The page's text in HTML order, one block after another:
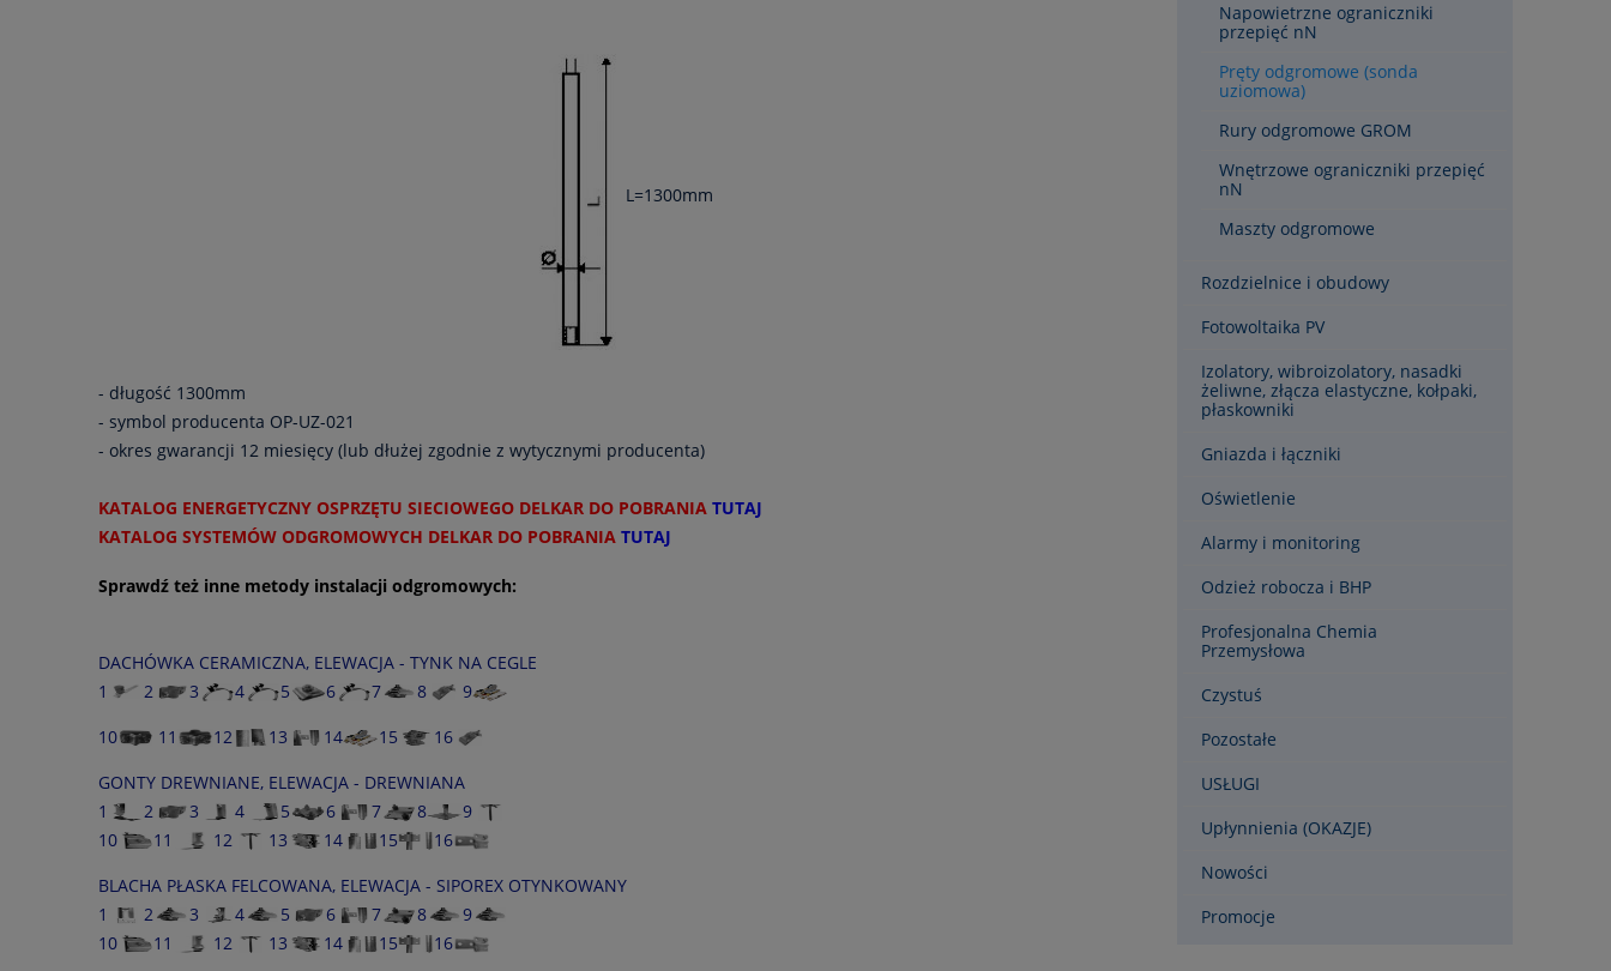
L=1300mm
- długość 1300mm
- symbol producenta OP-UZ-021
- okres gwarancji 12 miesięcy (lub dłużej zgodnie z wytycznymi producenta)
KATALOG ENERGETYCZNY OSPRZĘTU SIECIOWEGO DELKAR DO POBRANIA TUTAJ
KATALOG SYSTEMÓW ODGROMOWYCH DELKAR DO POBRANIA TUTAJ
Sprawdź też inne metody instalacji odgromowych:
DACHÓWKA CERAMICZNA, ELEWACJA - TYNK NA CEGLE
1
2 3 4 5 6 7 8
9
10
11 12 13 14 15
16
GONTY DREWNIANE, ELEWACJA - DREWNIANA
1
2 3 4 5 6 7 8
9
10
11 12 13 14 15
16
BLACHA PŁASKA FELCOWANA, ELEWACJA - SIPOREX OTYNKOWANY
1
2 3 4 5 6 7 8
9
10
11 12 13 14 15
16
Napowietrzne ograniczniki
przepięć nN
Pręty odgromowe (sonda
uziomowa)
Rury odgromowe GROM
Wnętrzowe ograniczniki przepięć
nN
Maszty odgromowe
Rozdzielnice i obudowy
Fotowoltaika PV
Izolatory, wibroizolatory, nasadki
żeliwne, złącza elastyczne, kołpaki,
płaskowniki
Gniazda i łączniki
Oświetlenie
Alarmy i monitoring
Odzież robocza i BHP
Profesjonalna Chemia
Przemysłowa
Czystuś
Pozostałe
USŁUGI
Upłynnienia (OKAZJE)
Nowości
Promocje